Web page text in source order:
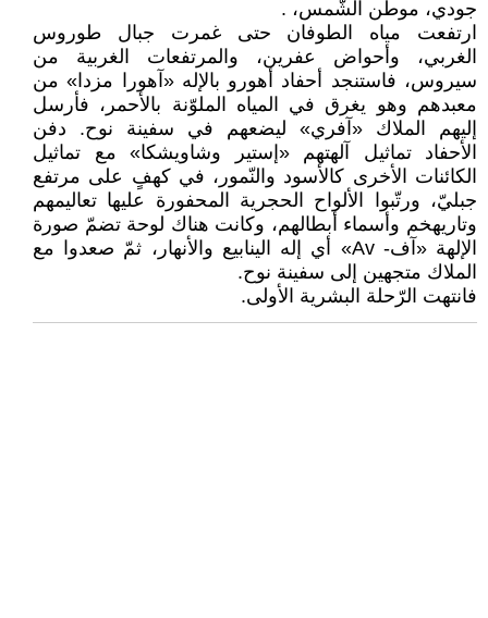
جودي، موطن الشّمس، .
ارتفعت مياه الطوفان حتى غمرت جبال طوروس
الغربي، وأحواض عفرين، والمرتفعات الغربية من
سيروس، فاستنجد أحفاد أهورو بالإله «آهورا مزدا» من
معبدهم وهو يغرق في المياه الملوّنة بالأحمر، فأرسل
إليهم الملاك «آفري» ليضعهم في سفينة نوح. دفن
الأحفاد تماثيل آلهتهم «إستير وشاويشكا» مع تماثيل
الكائنات الأخرى كالأسود والنّمور، في كهفٍ على مرتفع
جبليّ، ورتّبوا الألواح الحجرية المحفورة عليها تعاليمهم
وتاريهخم وأسماء أبطالهم، وكانت هناك لوحة تضمّ صورة
الإلهة «آف- Av» أي إله الينابيع والأنهار، ثمّ صعدوا مع
الملاك متجهين إلى سفينة نوح.
فانتهت الرّحلة البشرية الأولى.